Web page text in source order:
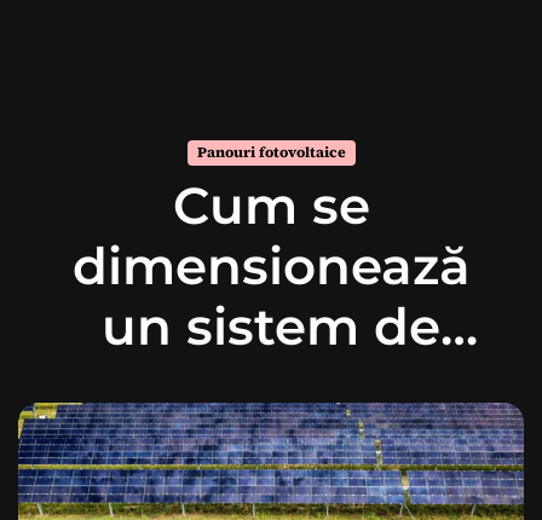
Panouri fotovoltaice
Cum se
dimensionează
un sistem de
panouri
fotovoltaice?